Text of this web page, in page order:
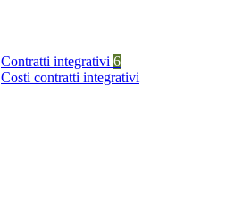
Contratti integrativi 6
Costi contratti integrativi